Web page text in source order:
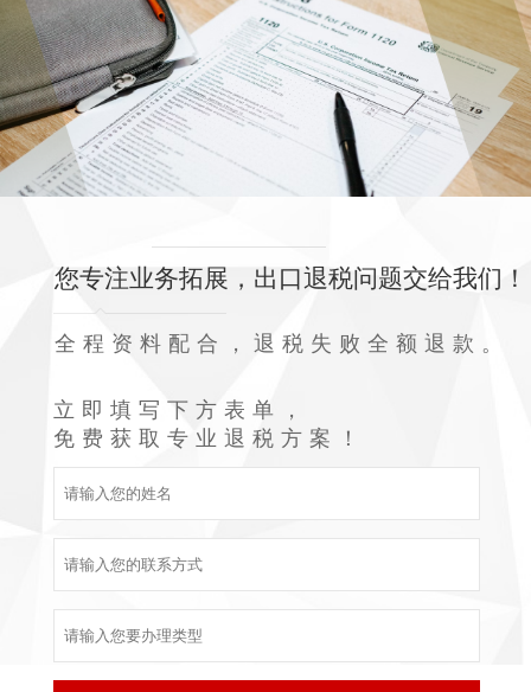
您专注业务拓展，出口退税问题交给我们！
全程资料配合，退税失败全额退款。
立即填写下方表单，
免费获取专业退税方案！